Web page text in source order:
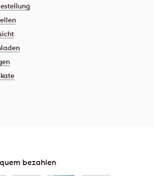
bezahlen